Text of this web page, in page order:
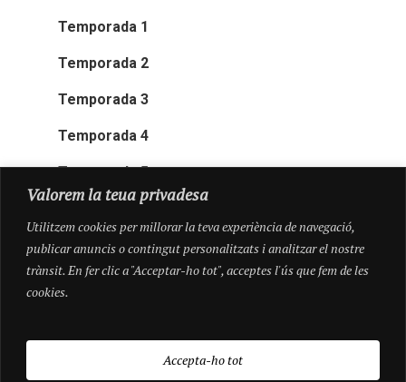
Valorem la teua privadesa
Utilitzem cookies per millorar la teva experiència de navegació,
publicar anuncis o contingut personalitzats i analitzar el nostre
trànsit. En fer clic a "Acceptar-ho tot", acceptes l'ús que fem de les
cookies.
Accepta-ho tot
Temporada 1
Temporada 2
Temporada 3
Temporada 4
Temporada 5